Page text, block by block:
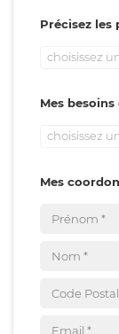
Précisez
choisissez
Mes
choisissez
Mes